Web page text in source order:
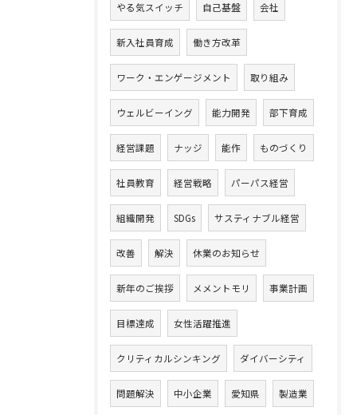
やる気スイッチ 自己基盤 会社
新入社員育成 働き方改革
ワーク・エンゲージメント 取り組み
ウェルビーイング 能力開発 部下育成
経営課題 ナッジ 能作 ものづくり
社員教育 経営戦略 パーパス経営
組織開発 SDGs サスティナブル経営
改善 解決 休業のお知らせ
新年のご挨拶 メメントモリ 事業計画
目標達成 女性活躍推進
クリティカルシンキング ダイバーシティ
問題解決 中小企業 愛知県 製造業